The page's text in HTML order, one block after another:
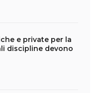
e private per la
discipline devono